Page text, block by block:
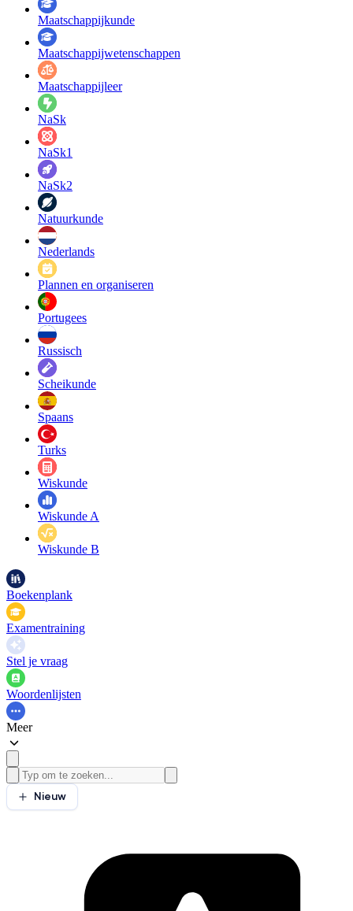
Maatschappij­kunde
Maatschappij­wetenschappen
Maatschappijleer
NaSk
NaSk1
NaSk2
Natuurkunde
Nederlands
Plannen en organiseren
Portugees
Russisch
Scheikunde
Spaans
Turks
Wiskunde
Wiskunde A
Wiskunde B
Boekenplank
Examentraining
Stel je vraag
Woordenlijsten
Meer
Nieuw